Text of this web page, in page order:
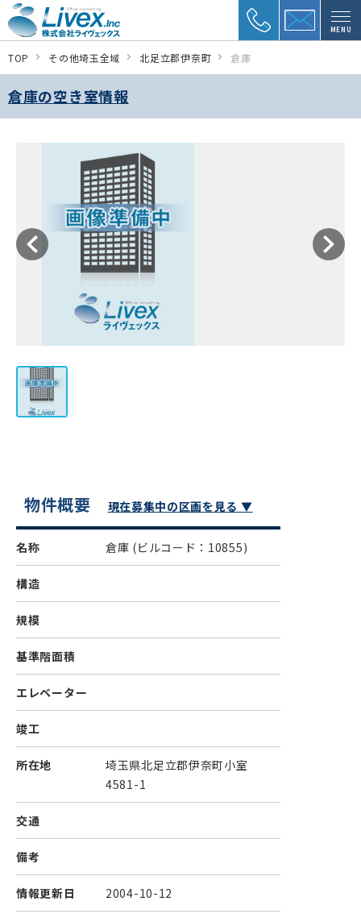
MENU
TOP その他埼玉全域 北足立郡伊奈町 倉庫
倉庫の空き室情報
物件概要 現在募集中の区画を見る ▼
名称 倉庫 (ビルコード：10855)
構造
規模
基準階面積
エレベーター
竣工
所在地
埼玉県北足立郡伊奈町小室
4581-1
交通
備考
情報更新日 2004-10-12